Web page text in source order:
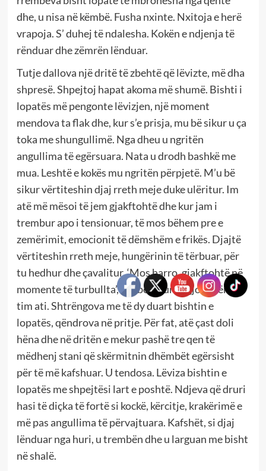
dhe, u nisa në këmbë. Fusha nxinte. Nxitoja e herë
vrapoja. S’ duhej të ndalesha. Kokën e ndjenja të
rënduar dhe zëmrën lënduar.
Tutje dallova një dritë të zbehtë që lëvizte, më dha
shpresë. Shpejtoj hapat akoma më shumë. Bishti i
lopatës më pengonte lëvizjen, një moment
mendova ta flak dhe, kur s’e prisja, mu bë sikur u ça
toka me shungullimë. Nga dheu u ngritën
angullima të egërsuara. Nata u drodh bashkë me
mua. Leshtë e kokës mu ngritën përpjetë. M’u bë
sikur vërtiteshin djaj rreth meje duke ulëritur. Im
atë më mësoi të jem gjakftohtë dhe kur jam i
trembur apo i tensionuar, të mos bëhem pre e
zemërimit, emocionit të dëmshëm e frikës. Djajtë
vërtiteshin rreth meje, hungërinin të tërbuar, për
tu hedhur dhe çavalitur. ‘Mos harro, gjakftohtë në
momente të turbullta’, mu bë sikur dëgjova zërin e
tim ati. Shtrëngova me të dy duart bishtin e
lopatës, qëndrova në pritje. Për fat, atë çast doli
hëna dhe në dritën e mekur pashë tre qen të
mëdhenj stani që skërmitnin dhëmbët egërsisht
për të më kafshuar. U tendosa. Lëviza bishtin e
lopatës me shpejtësi lart e poshtë. Ndjeva që druri
hasi të diçka të fortë si kockë, kërcitje, krakërimë e
më pas angullima të përvajtuara. Kafshët, si djaj
lënduar nga huri, u trembën dhe u larguan me bisht
në shalë.